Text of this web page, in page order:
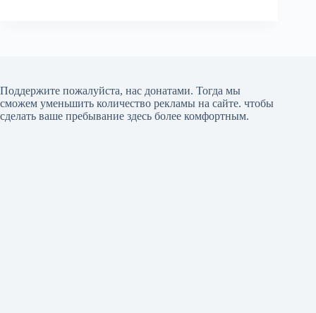
Поддержите пожалуйста, нас донатами. Тогда мы
сможем уменьшить количество рекламы на сайте. чтобы
сделать ваше пребывание здесь более комфортным.